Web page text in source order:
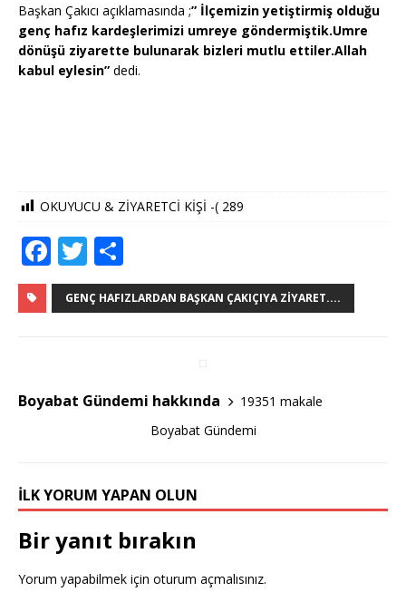
Başkan Çakıcı açıklamasında ;” İlçemizin yetiştirmiş olduğu
genç hafız kardeşlerimizi umreye göndermiştik.Umre
dönüşü ziyarette bulunarak bizleri mutlu ettiler.Allah
kabul eylesin” dedi.
OKUYUCU & ZİYARETCİ KİŞİ -( 289
F
a
c
o
T
w
it
h
ar
GENÇ HAFIZLARDAN BAŞKAN ÇAKIÇIYA ZIYARET....
Boyabat Gündemi hakkında
19351 makale
Boyabat Gündemi
İLK YORUM YAPAN OLUN
Bir yanıt bırakın
Yorum yapabilmek için oturum açmalısınız.